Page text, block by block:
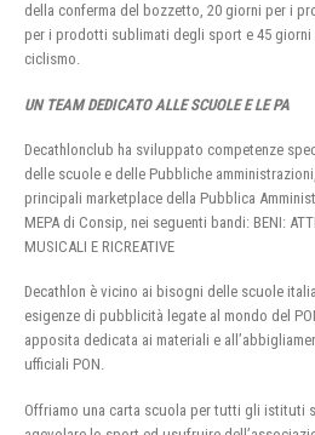
della conferma del bozzetto, 20 giorni per i
per i prodotti sublimati degli sport e 45
ciclismo.
UN TEAM DEDICATO ALLE SCUOLE E LE PA
Decathlonclub ha sviluppato competenze
delle scuole e delle Pubbliche
principali marketplace della Pubblica
MEPA di Consip, nei seguenti bandi: BENI:
MUSICALI E RICREATIVE
Decathlon è vicino ai bisogni delle scuole
esigenze di pubblicità legate al mondo del
apposita dedicata ai materiali e
ufficiali PON.
Offriamo una carta scuola per tutti gli istituti